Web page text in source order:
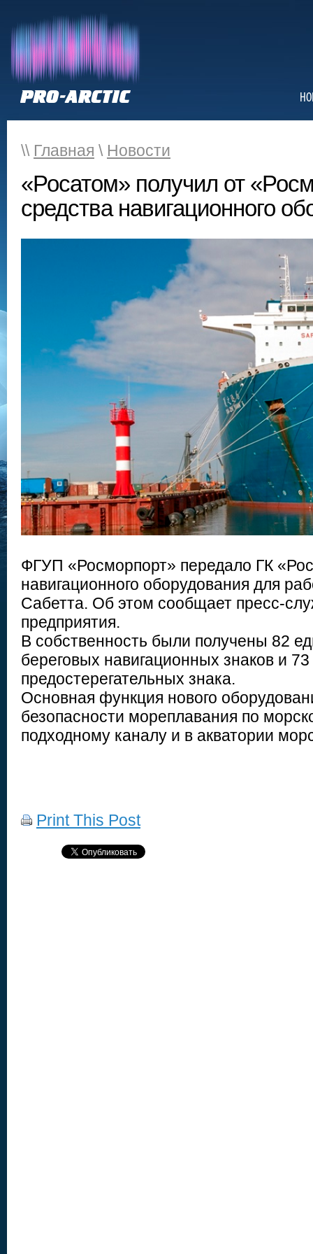
\\ Главная \ Новости
«Росатом» получил от
средства навигационного
ФГУП «Росморпорт» передало ГК
навигационного оборудования для
Сабетта. Об этом сообщает пресс-
предприятия.
В собственность были получены 82
береговых навигационных знаков и
предостерегательных знака.
Основная функция нового
безопасности мореплавания по
подходному каналу и в акватории
Print This Post